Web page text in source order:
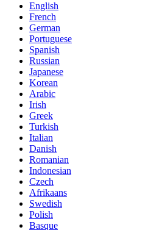
English
French
German
Portuguese
Spanish
Russian
Japanese
Korean
Arabic
Irish
Greek
Turkish
Italian
Danish
Romanian
Indonesian
Czech
Afrikaans
Swedish
Polish
Basque